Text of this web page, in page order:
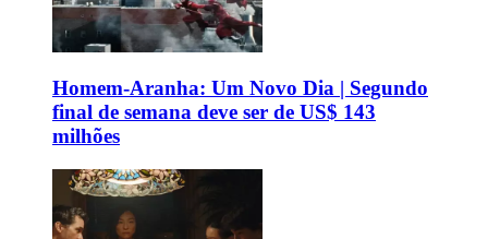
Homem-Aranha: Um Novo Dia | Segundo
final de semana deve ser de US$ 143
milhões